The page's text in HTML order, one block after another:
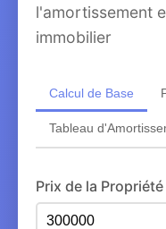
l'amortissement
immobilier
Calcul de Base
Tableau
Prix de la